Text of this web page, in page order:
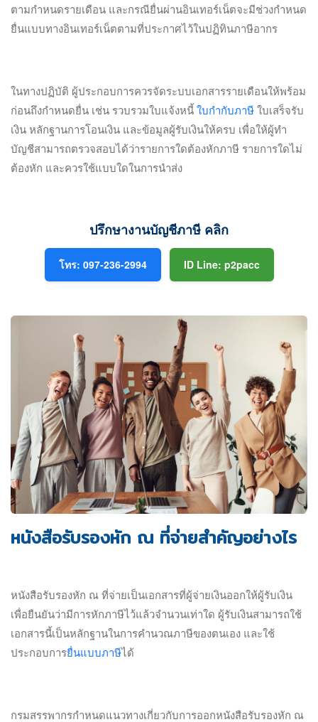
ตามกำหนดรายเดือน และกรณียื่นผ่านอินเทอร์เน็ตจะมีช่วงกำหนด
ยื่นแบบทางอินเทอร์เน็ตตามที่ประกาศไว้ในปฏิทินภาษีอากร
ในทางปฏิบัติ ผู้ประกอบการควรจัดระบบเอกสารรายเดือนให้พร้อม
ก่อนถึงกำหนดยื่น เช่น รวบรวมใบแจ้งหนี้ใบกำกับภาษีใบเสร็จรับ
เงิน หลักฐานการโอนเงิน และข้อมูลผู้รับเงินให้ครบ เพื่อให้ผู้ทำ
บัญชีสามารถตรวจสอบได้ว่ารายการใดต้องหักภาษี รายการใดไม่
ต้องหัก และควรใช้แบบใดในการนำส่ง
ปรึกษางานบัญชีภาษี คลิก
โทร: 097-236-2994 ID Line: p2pacc
หนังสือรับรองหัก ณ ที่จ่ายสำคัญอย่างไร
หนังสือรับรองหัก ณ ที่จ่ายเป็นเอกสารที่ผู้จ่ายเงินออกให้ผู้รับเงิน
เพื่อยืนยันว่ามีการหักภาษีไว้แล้วจำนวนเท่าใด ผู้รับเงินสามารถใช้
เอกสารนี้เป็นหลักฐานในการคำนวณภาษีของตนเอง และใช้
ประกอบการยื่นแบบภาษีได้
กรมสรรพากรกำหนดแนวทางเกี่ยวกับการออกหนังสือรับรองหัก ณ